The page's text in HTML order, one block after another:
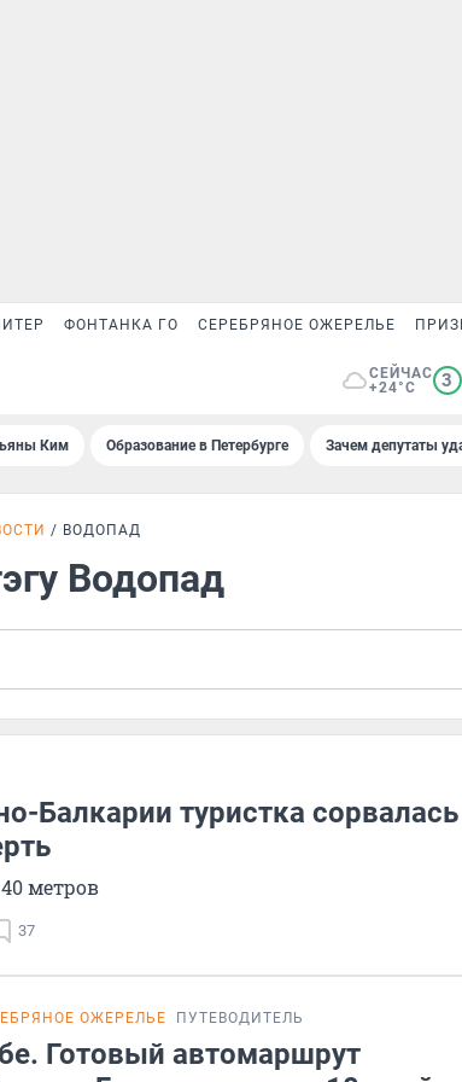
ФОНТАНКА ГО СЕРЕБРЯНОЕ ОЖЕРЕЛЬЕ
СЕЙЧАС
+24°C
3
Ким Образование в Петербурге Зачем депутаты
ВОДОПАД
Водопад
Балкарии туристка
метров
37
ОЖЕРЕЛЬЕ ПУТЕВОДИТЕЛЬ
Готовый автомаршрут